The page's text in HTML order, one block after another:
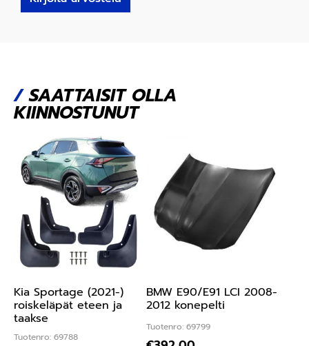
/SAATTAISIT OLLA
KIINNOSTUNUT
Kia Sportage (2021-)
roiskeläpät eteen ja
taakse
Tuotenro: 69788
BMW E90/E91 LCI 2008-
2012 konepelti
Tuotenro: 69799